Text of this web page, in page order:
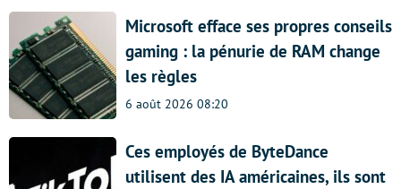
Microsoft efface ses propres conseils
gaming : la pénurie de RAM change
les règles
6 août 2026 08:20
Ces employés de ByteDance
utilisent des IA américaines, ils sont